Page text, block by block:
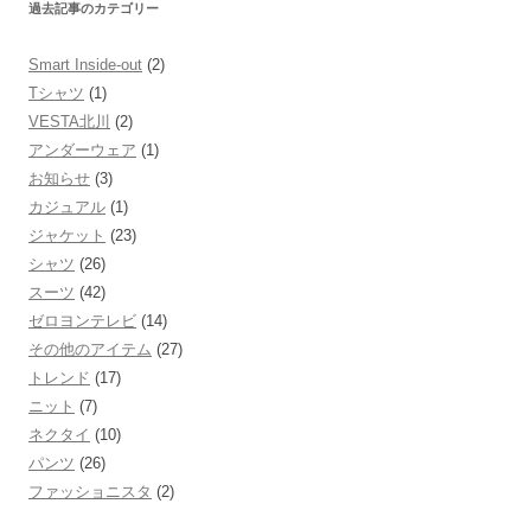
過去記事のカテゴリー
Smart Inside-out (2)
Tシャツ (1)
VESTA北川 (2)
アンダーウェア (1)
お知らせ (3)
カジュアル (1)
ジャケット (23)
シャツ (26)
スーツ (42)
ゼロヨンテレビ (14)
その他のアイテム (27)
トレンド (17)
ニット (7)
ネクタイ (10)
パンツ (26)
ファッショニスタ (2)